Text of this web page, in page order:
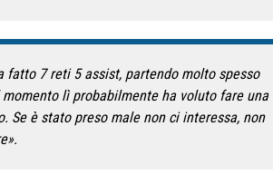
fatto 7 reti 5 assist, partendo molto spesso
lì probabilmente ha voluto fare una
Se è stato preso male non ci interessa, non